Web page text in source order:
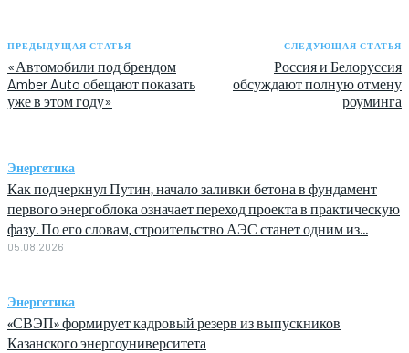
ПРЕДЫДУЩАЯ СТАТЬЯ
«Автомобили под брендом
Amber Auto обещают показать
уже в этом году»
СЛЕДУЮЩАЯ СТАТЬЯ
Россия и Белоруссия
обсуждают полную отмену
роуминга
Энергетика
Как подчеркнул Путин, начало заливки бетона в фундамент
первого энергоблока означает переход проекта в практическую
фазу. По его словам, строительство АЭС станет одним из...
05.08.2026
Энергетика
«СВЭП» формирует кадровый резерв из выпускников
Казанского энергоуниверситета